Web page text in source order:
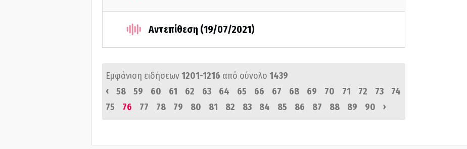
Αντεπίθεση (19/07/2021)
Εμφάνιση ειδήσεων1201-1216 από σύνολο 1439
‹
58 59 60 61 62 63 64 65 66 67 68 69 70 71 72 73
74
75
76 77 78 79 80 81 82 83 84 85 86 87 88 89 90 ›